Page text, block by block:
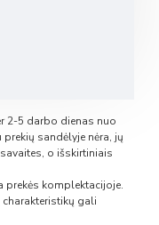
2-5 darbo dienas nuo
sandėlyje nėra, jų
o išskirtiniais
prekės komplektacijoje.
gali